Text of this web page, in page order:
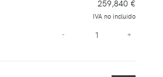
259,840 €
IVA no incluido
- +